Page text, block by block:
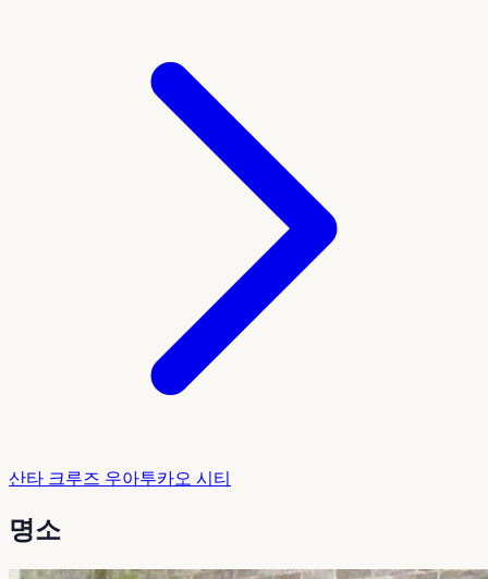
산타 크루즈 우아투카오 시티
명소